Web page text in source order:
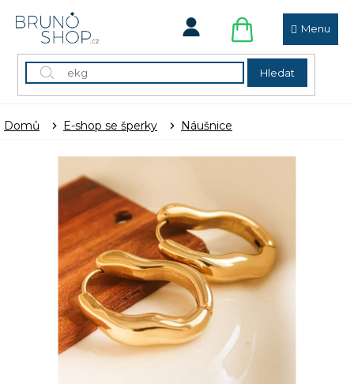
Hledat
NÁKUPNÍ
KOŠÍK
Domů E-shop se šperky Náušnice